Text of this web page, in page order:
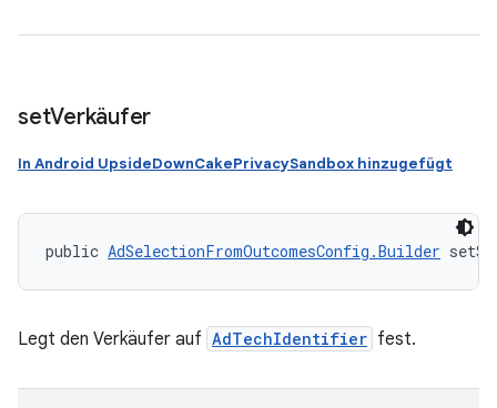
setVerkäufer
In Android UpsideDownCakePrivacySandbox hinzugefügt
public AdSelectionFromOutcomesConfig.Builder
Legt den Verkäufer auf AdTechIdentifier fest.